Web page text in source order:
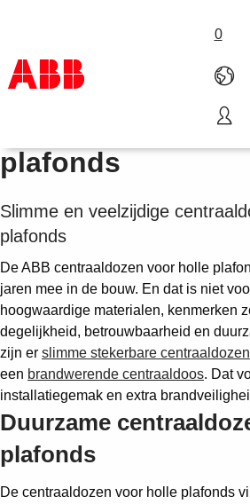
0
Products & Solutions
Industries
About us
Verkoopkanalen
Centraaldozen
plafonds
Slimme en veelzijdige
plafonds
De ABB centraaldozen voor holle
jaren mee in de bouw. En dat is niet
hoogwaardige materialen, kenmerken
degelijkheid, betrouwbaarheid en
zijn er slimme stekerbare centraaldozen
een brandwerende centraaldoos. Dat
installatiegemak en extra
Duurzame
plafonds
De centraaldozen voor holle plafonds